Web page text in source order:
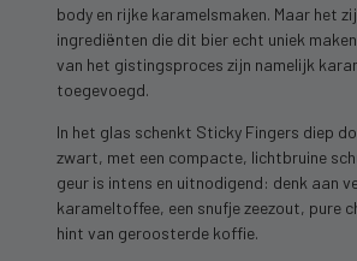
body en rijke karamelsmaken. Maar het
ingrediënten die dit bier echt uniek
van het gistingsproces zijn namelijk
toegevoegd.
In het glas schenkt Sticky Fingers diep
zwart, met een compacte, lichtbruine
geur is intens en uitnodigend: denk aan
karameltoffee, een snufje zeezout, pure
hint van geroosterde koffie.